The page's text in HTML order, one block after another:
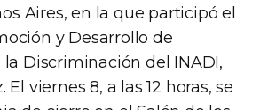
Aires, en la que participó el
y Desarrollo de
Discriminación del INADI,
viernes 8, a las 12 horas, se